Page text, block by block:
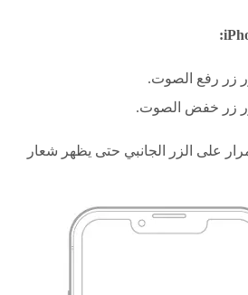
زر رفع الصوت.
زر خفض الصوت.
على الزر الجانبي حتى يظهر شعار